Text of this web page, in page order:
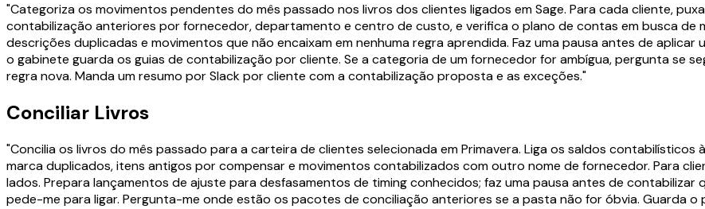
"Categoriza os movimentos pendentes do mês passado nos livros dos clientes ligados em Sage. Para cada cliente,
contabilização anteriores por fornecedor, departamento e centro de custo, e verifica o plano de contas em busca de
descrições duplicadas e movimentos que não encaixam em nenhuma regra aprendida. Faz uma pausa antes de
o gabinete guarda os guias de contabilização por cliente. Se a categoria de um fornecedor for ambígua, pergunta se
regra nova. Manda um resumo por Slack por cliente com a contabilização proposta e as exceções."
Conciliar Livros
"Concilia os livros do mês passado para a carteira de clientes selecionada em Primavera. Liga os saldos
marca duplicados, itens antigos por compensar e movimentos contabilizados com outro nome de fornecedor. Para
lados. Prepara lançamentos de ajuste para desfasamentos de timing conhecidos; faz uma pausa antes de contabilizar
pede-me para ligar. Pergunta-me onde estão os pacotes de conciliação anteriores se a pasta não for óbvia. Guarda o